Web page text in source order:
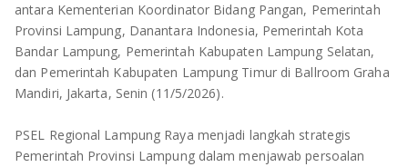
TANGGAMUS
PESISIR BARAT
TULANG BAWANG
TULANG BAWANG BARAT
antara Kementerian Koordinator Bidang Pangan, Pemerintah
Provinsi Lampung, Danantara Indonesia, Pemerintah Kota
Bandar Lampung, Pemerintah Kabupaten Lampung Selatan,
dan Pemerintah Kabupaten Lampung Timur di Ballroom Graha
Mandiri, Jakarta, Senin (11/5/2026).
PSEL Regional Lampung Raya menjadi langkah strategis
Pemerintah Provinsi Lampung dalam menjawab persoalan